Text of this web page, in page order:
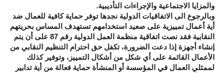
والمزايا الاجتماعية والإجراءات التأديبية.
وبالرجوع الى الاتفاقيات الدولية نجدها توفر حماية كافية للعمال ضد
أية أعمال تمييزية على صعيد استخدامهم تستهدف المساس بحريتهم
النقابية فقد نصت اتفاقية منظمة العمل الدولية رقم 87 على أن يتم
إنشاء أجهزة إذا دعت الضرورة، تكفل حق احترام التنظيم النقابي من
الأعمال القائمة على أي شكل من أشكال التمييز، وتوفير كذلك
لممثلي العمال في المؤسسة أو المنشأة حماية فعالة من أية تدابير